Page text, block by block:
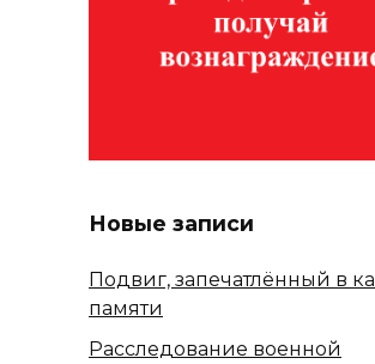
Новые записи
Подвиг, запечатлённый в
памяти
Расследование военной